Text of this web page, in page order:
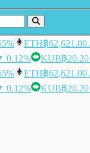
ETH฿62,621.00
0.12% KUB฿20.20
ETH฿62,621.00
0.12% KUB฿20.20